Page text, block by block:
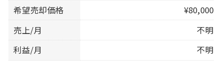
希望売却価格
¥80,000
売上/月
不明
利益/月
不明